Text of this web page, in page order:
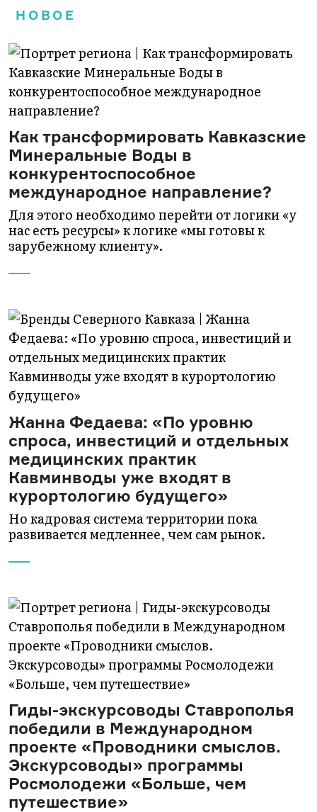
НОВОЕ
Как трансформировать Кавказские
Минеральные Воды в
конкурентоспособное
международное направление?
Для этого необходимо перейти от логики «у
нас есть ресурсы» к логике «мы готовы к
зарубежному клиенту».
Жанна Федаева: «По уровню
спроса, инвестиций и отдельных
медицинских практик
Кавминводы уже входят в
курортологию будущего»
Но кадровая система территории пока
развивается медленнее, чем сам рынок.
Гиды-экскурсоводы Ставрополья
победили в Международном
проекте «Проводники смыслов.
Экскурсоводы» программы
Росмолодежи «Больше, чем
путешествие»